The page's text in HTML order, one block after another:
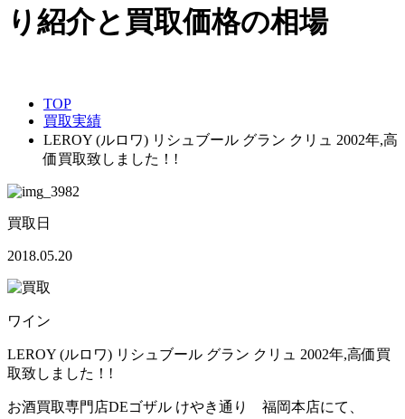
TOP
買取実績
LEROY (ルロワ) リシュブール グラン クリュ 2002年,高
価買取致しました！!
買取日
2018.05.20
ワイン
LEROY (ルロワ) リシュブール グラン クリュ 2002年,高価買
取致しました！!
お酒買取専門店DEゴザル けやき通り 福岡本店にて、